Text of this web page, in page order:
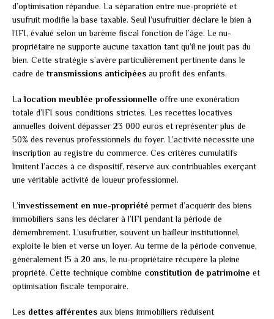
d’optimisation répandue. La séparation entre nue-propriété et
usufruit modifie la base taxable. Seul l’usufruitier déclare le bien à
l’IFI, évalué selon un barème fiscal fonction de l’âge. Le nu-
propriétaire ne supporte aucune taxation tant qu’il ne jouit pas du
bien. Cette stratégie s’avère particulièrement pertinente dans le
cadre de transmissions anticipées au profit des enfants.
La location meublée professionnelle offre une exonération
totale d’IFI sous conditions strictes. Les recettes locatives
annuelles doivent dépasser 23 000 euros et représenter plus de
50% des revenus professionnels du foyer. L’activité nécessite une
inscription au registre du commerce. Ces critères cumulatifs
limitent l’accès à ce dispositif, réservé aux contribuables exerçant
une véritable activité de loueur professionnel.
L’investissement en nue-propriété permet d’acquérir des biens
immobiliers sans les déclarer à l’IFI pendant la période de
démembrement. L’usufruitier, souvent un bailleur institutionnel,
exploite le bien et verse un loyer. Au terme de la période convenue,
généralement 15 à 20 ans, le nu-propriétaire récupère la pleine
propriété. Cette technique combine constitution de patrimoine et
optimisation fiscale temporaire.
Les dettes afférentes aux biens immobiliers réduisent